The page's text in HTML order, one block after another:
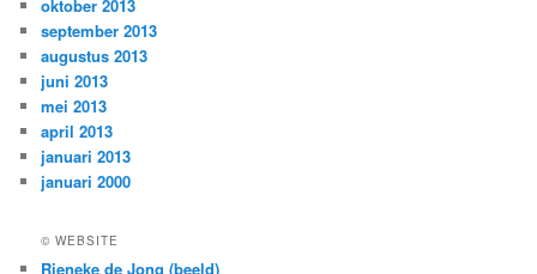
oktober 2013
september 2013
augustus 2013
juni 2013
mei 2013
april 2013
januari 2013
januari 2000
© WEBSITE
Rieneke de Jong (beeld)